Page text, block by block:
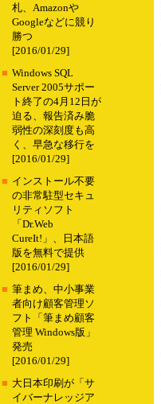
札、Amazonや
Googleなどに競り
勝つ
[2016/01/29]
■ Windows SQL
Server 2005サポー
ト終了の4月12日が
迫る、報告済み脆
弱性の深刻度も高
く、早急な移行を
[2016/01/29]
■ インストール不要
の非常駐型セキュ
リティソフト
「Dr.Web
CureIt!」、日本語
版を無料で提供
[2016/01/29]
■ 筆まめ、中小事業
者向け顧客管理ソ
フト「筆まめ顧客
管理 Windows版」
発売
[2016/01/29]
■ 大日本印刷が「サ
イバーナレッジア